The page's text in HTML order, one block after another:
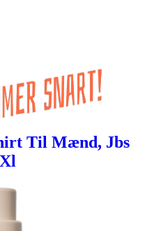
Til Mænd, Jbs